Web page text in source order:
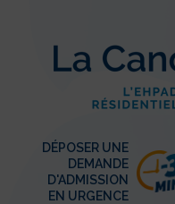
DÉPOSER UNE
DEMANDE
D'ADMISSION
EN URGENCE